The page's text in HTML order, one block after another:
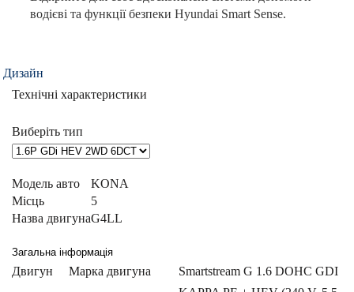
водієві та функції безпеки Hyundai Smart Sense.
Дизайн
Технічні характеристики
Виберіть тип
Модель авто
KONA
Місць
5
Назва двигунаG4LL
Загальна інформація
Двигун Марка двигуна
Smartstream G 1.6 DOHC GDI